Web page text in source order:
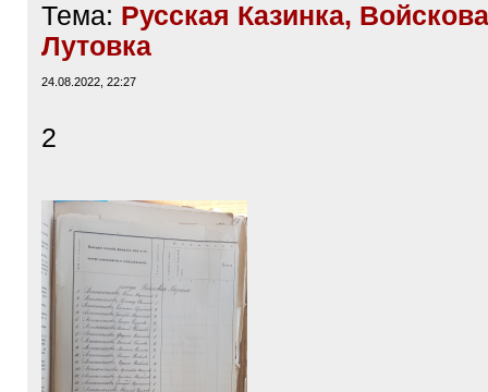
Тема: Русская Казинка,
Лутовка
24.08.2022, 22:27
2